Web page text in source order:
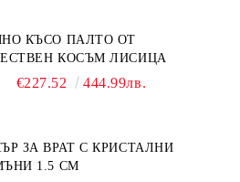
КЪСО ПАЛТО ОТ
КОСЪМ ЛИСИЦА
€227.52 444.99лв.
ЗА ВРАТ С КРИСТАЛНИ
1.5 СМ